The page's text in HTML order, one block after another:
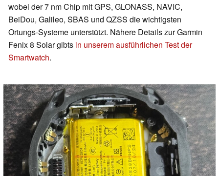
wobei der 7 nm Chip mit GPS, GLONASS, NAVIC,
BeiDou, Galileo, SBAS und QZSS die wichtigsten
Ortungs-Systeme unterstützt. Nähere Details zur Garmin
Fenix 8 Solar gibts in unserem ausführlichen Test der
Smartwatch.